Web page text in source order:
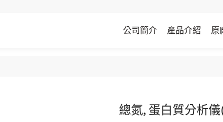
公司簡介 產品介紹 原
總氮, 蛋白質分析儀